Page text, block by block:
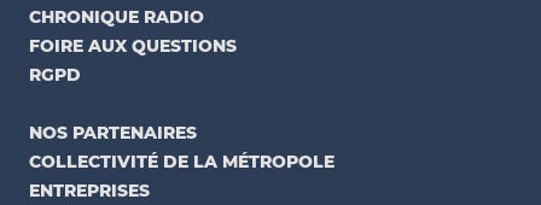
CHRONIQUE RADIO
FOIRE AUX QUESTIONS
RGPD
NOS PARTENAIRES
COLLECTIVITÉ DE LA MÉTROPOLE
ENTREPRISES